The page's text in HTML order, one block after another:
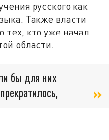
русского как
Также власти
тех, кто уже начал
области.
бы для них